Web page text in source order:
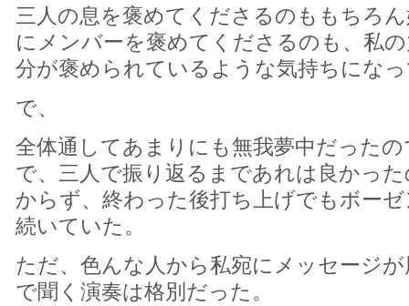
三人の息を褒めてくださるのももちろ
にメンバーを褒めてくださるのも、私
分が褒められているような気持ちにな
で、
全体通してあまりにも無我夢中だった
で、三人で振り返るまであれは良かっ
からず、終わった後打ち上げでもボー
続いていた。
ただ、色んな人から私宛にメッセージ
で聞く演奏は格別だった。